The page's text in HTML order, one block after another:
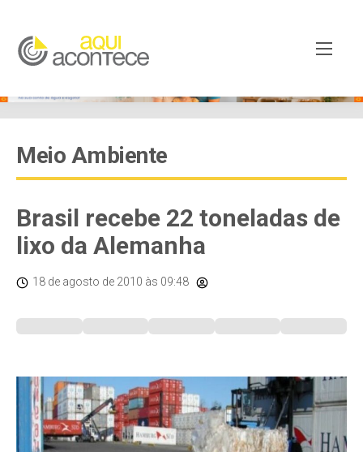
Meio Ambiente
Brasil recebe 22 toneladas de
lixo da Alemanha
18 de agosto de 2010 às 09:48